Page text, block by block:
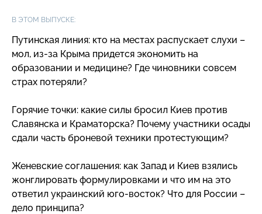
В ЭТОМ ВЫПУСКЕ:
Путинская линия: кто на местах распускает слухи –
мол, из-за Крыма придется экономить на
образовании и медицине? Где чиновники совсем
страх потеряли?
Горячие точки: какие силы бросил Киев против
Славянска и Краматорска? Почему участники осады
сдали часть броневой техники протестующим?
Женевские соглашения: как Запад и Киев взялись
жонглировать формулировками и что им на это
ответил украинский юго-восток? Что для России –
дело принципа?